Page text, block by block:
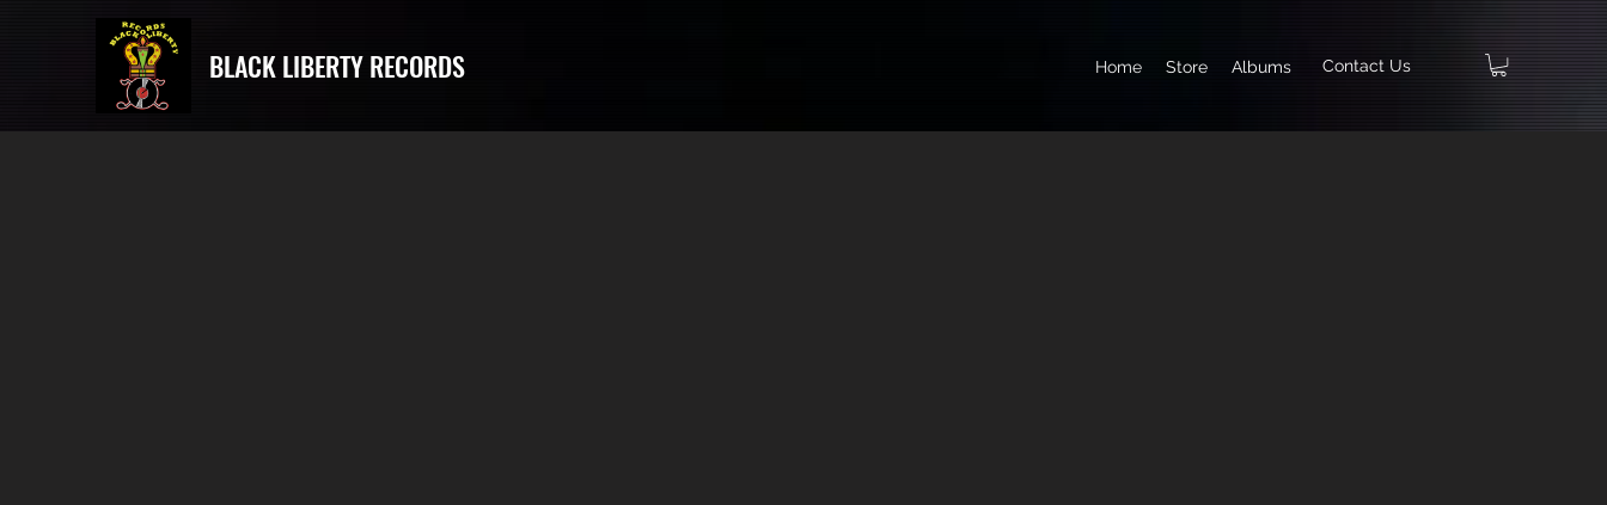
BLACK LIBERTY RECORDS Home Store Albums Contact Us